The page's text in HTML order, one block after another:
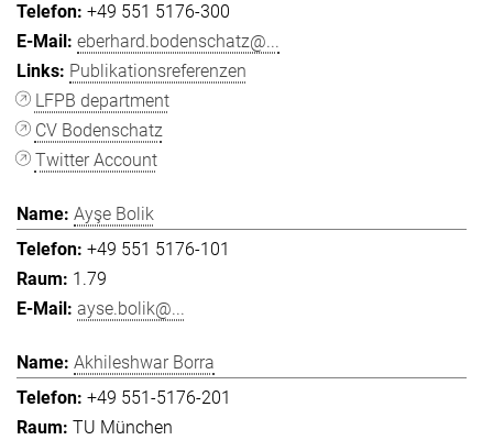
+49 551 5176-300
eberhard.bodenschatz@...
Publikationsreferenzen
LFPB department
CV Bodenschatz
Twitter Account
Ayşe Bolik
+49 551 5176-101
1.79
ayse.bolik@...
Akhileshwar Borra
+49 551-5176-201
TU München